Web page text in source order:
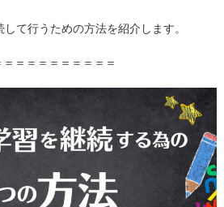
て行うための方法を紹介します。
＝＝＝＝＝＝＝＝＝＝